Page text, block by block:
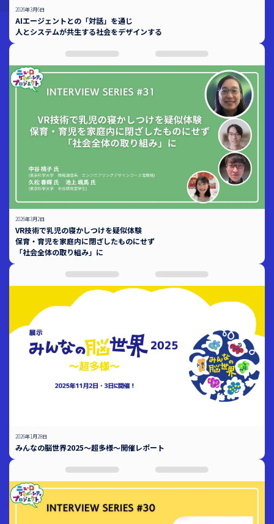
2026年3月6日
AIエージェントとの「対話」を通じ
人とシステムが共生する社会をデザインする
2026年3月2日
VR技術で乳児の寝かしつけを疑似体験
保育・育児を家庭内に閉ざしたものにせず
「社会全体の取り組み」に
2026年1月28日
みんなの脳世界2025～超多様～開催レポート